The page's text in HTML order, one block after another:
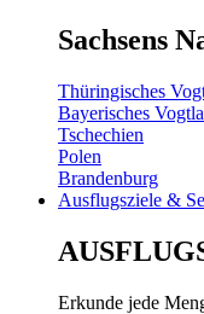
Sachsens
Thüringisches
Bayerisches
Tschechien
Polen
Brandenburg
Ausflugsziele &
Erkunde jede